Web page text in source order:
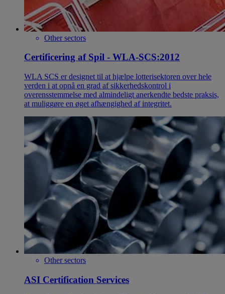
Other sectors
Certificering af Spil - WLA-SCS:2012
WLA SCS er designet til at hjælpe lotterisektoren over hele
verden i at opnå en grad af sikkerhedskontrol i
overensstemmelse med almindeligt anerkendte bedste praksis,
at muliggøre en øget afhængighed af integritet.
Other sectors
ASI Certification Services